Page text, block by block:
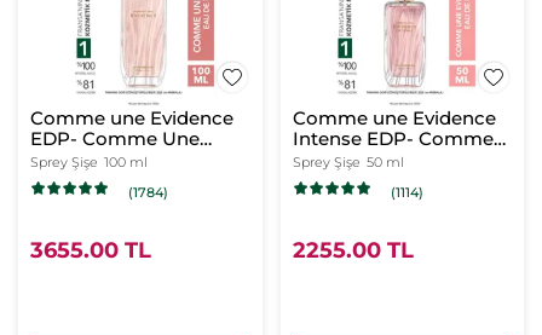
Comme une Evidence
EDP- Comme Une
Evidence- Kadın
Parfüm
Sprey Şişe 100 ml
(1784)
3655.00 TL
Comme une Evidence
Intense EDP- Comme
Une Evidence- Kadın
Parfüm
Sprey Şişe 50 ml
(1114)
2255.00 TL